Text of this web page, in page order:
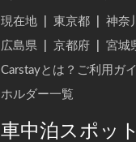
現在地 東京都 神奈
広島県
京都府 宮城
Carstayとは？ご利用ガ
ホルダー一覧
車中泊スポッ